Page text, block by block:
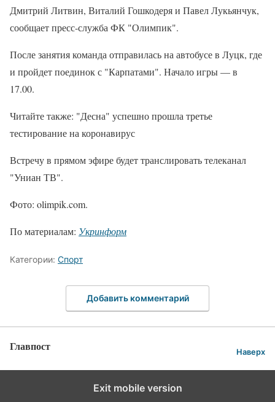
Дмитрий Литвин, Виталий Гошкодеря и Павел Лукьянчук,
сообщает пресс-служба ФК "Олимпик".
После занятия команда отправилась на автобусе в Луцк, где
и пройдет поединок с "Карпатами". Начало игры — в
17.00.
Читайте также: "Десна" успешно прошла третье
тестирование на коронавирус
Встречу в прямом эфире будет транслировать телеканал
"Униан ТВ".
Фото: olimpik.com.
По материалам: Укринформ
Категории: Спорт
Добавить комментарий
Главпост Наверх
Exit mobile version